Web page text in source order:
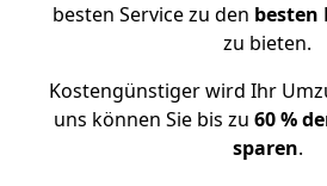
besten Service zu den besten
zu bieten.
Kostengünstiger wird Ihr
uns können Sie bis zu 60 %
sparen.